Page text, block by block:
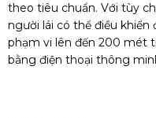
theo tiêu chuẩn. Với tùy
người lái có thể điều
phạm vi lên đến 200 mét
bằng điện thoại thông